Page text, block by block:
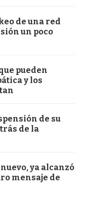
de una red
un poco
pueden
y los
de su
de la
ya alcanzó
mensaje de